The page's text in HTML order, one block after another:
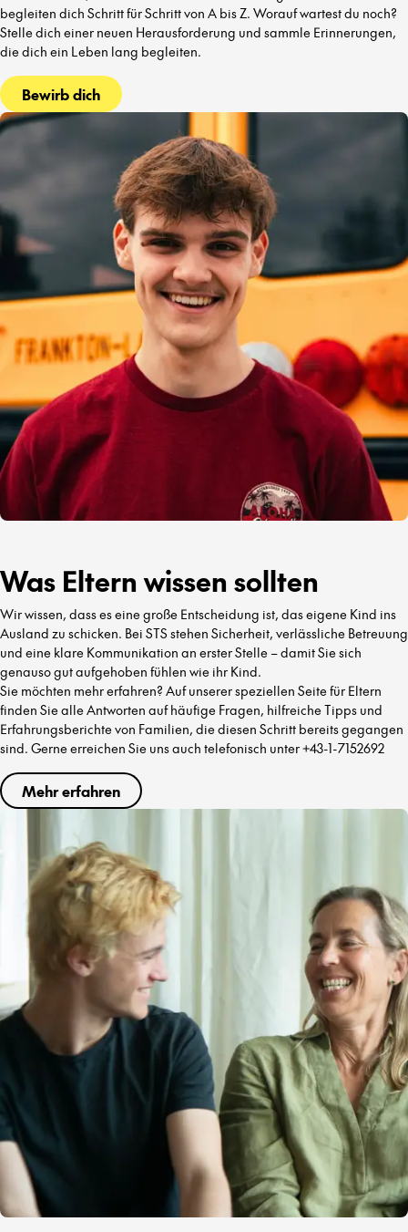
begleiten dich Schritt für Schritt von A bis Z. Worauf wartest du noch?
Stelle dich einer neuen Herausforderung und sammle Erinnerungen,
die dich ein Leben lang begleiten.
Bewirb dich
Was Eltern wissen sollten
Wir wissen, dass es eine große Entscheidung ist, das eigene Kind ins
Ausland zu schicken. Bei STS stehen Sicherheit, verlässliche Betreuung
und eine klare Kommunikation an erster Stelle – damit Sie sich
genauso gut aufgehoben fühlen wie ihr Kind.
Sie möchten mehr erfahren? Auf unserer speziellen Seite für Eltern
finden Sie alle Antworten auf häufige Fragen, hilfreiche Tipps und
Erfahrungsberichte von Familien, die diesen Schritt bereits gegangen
sind. Gerne erreichen Sie uns auch telefonisch unter +43-1-7152692
Mehr erfahren